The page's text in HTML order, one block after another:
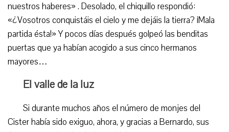
nuestros haberes» . Desolado, el chiquillo respondió:
«¿Vosotros conquistáis el cielo y me dejáis la tierra? ¡Mala
partida ésta!» Y pocos días después golpeó las benditas
puertas que ya habían acogido a sus cinco hermanos
mayores…
El valle de la luz
Si durante muchos años el número de monjes del
Cister había sido exiguo, ahora, y gracias a Bernardo, sus